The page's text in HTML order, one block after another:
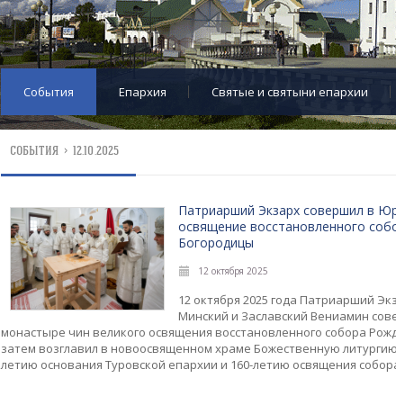
События Епархия Cвятые и святыни епархии
СОБЫТИЯ>12.10.2025
Патриарший Экзарх совершил в
освящение восстановленного
Богородицы
12 октября 2025
12 октября 2025 года Патриарший
Минский и Заславский Вениамин
монастыре чин великого освящения восстановленного собора
затем возглавил в новоосвященном храме Божественную
летию основания Туровской епархии и 160-летию освящения